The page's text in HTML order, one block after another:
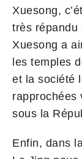
Xuesong,
très répandu
Xuesong a
les temples
et la société
rapprochées
sous la
Enfin, dans